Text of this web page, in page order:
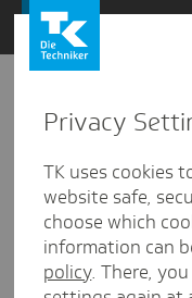
Zum
Inhalt
springen
Privacy
TK uses cookies
website safe,
choose which
information can
policy. There,